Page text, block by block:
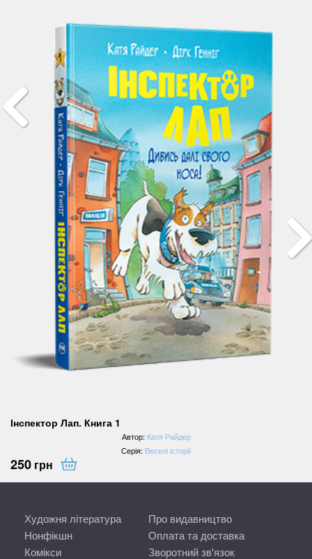
Інспектор Лап. Книга 1
Автор: Катя Райдер
Серія: Веселі історії
250 грн
Художня література
Нонфікшн
Комікси
Про видавництво
Оплата та доставка
Зворотний зв'язок